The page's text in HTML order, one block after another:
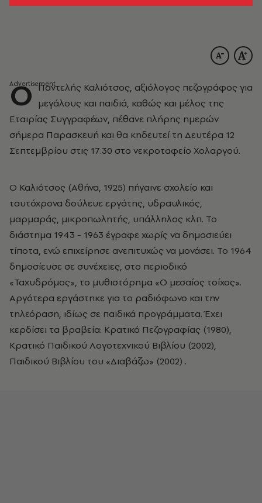
Ο Παντελής Καλιότσος, αξιόλογος πεζογράφος για
μεγάλους και παιδιά, καθώς και μέλος της
Εταιρίας Συγγραφέων, πέθανε πλήρης ημερών
σήμερα Παρασκευή και θα κηδευτεί τη Δευτέρα 12
Σεπτεμβρίου στις 17.30 στο νεκροταφείο Χολαργού.
Ο Καλιότσος (Αθήνα, 1925) πήγαινε σχολείο και
ταυτόχρονα δούλευε εργάτης, υδραυλικός,
μαρμαράς, μικροπωλητής, υπάλληλος κλπ. Το
διάστημα 1943 - 1963 έγραφε χωρίς να δημοσιεύει
τίποτα, ενώ επιχείρησε ανεπιτυχώς να μονάσει. Το 1964
δημοσίευσε σε συνέχειες, στο περιοδικό
«Ταχυδρόμος», το μυθιστόρημα «Ο μεσαίος τοίχος».
Αργότερα εργάστηκε για το ραδιόφωνο και την
τηλεόραση, ιδίως σε παιδικά προγράμματα. Έχει
κερδίσει τα βραβεία: Κρατικό Πεζογραφίας (1980),
Κρατικό Παιδικού Λογοτεχνικού Βιβλίου (2002),
Παιδικού Βιβλίου του «Διαβάζω» (2002) .